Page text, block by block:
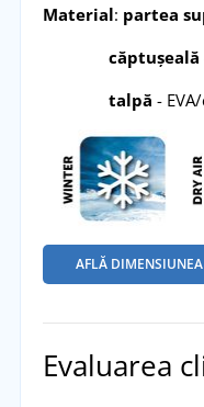
Material: partea
căptușeală
talpă -
AFLĂ DIMENSIUNEA
Evaluarea